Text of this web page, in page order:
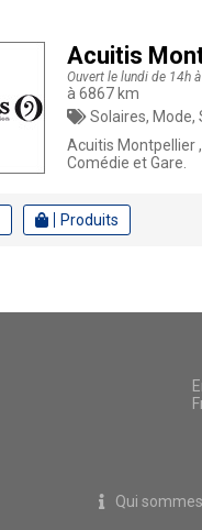
Acuitis
Ouvert le lundi de 14h
à 6867 km
Solaires, Mode, Santé,
Acuitis Montpellier
Comédie et Gare.
Produits
Qui